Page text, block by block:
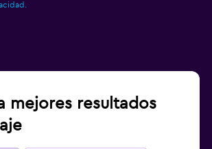
mejores resultados